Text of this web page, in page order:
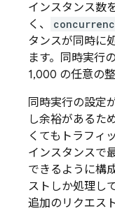
インスタンス数
く、
タンスが同時に
ます。同時実行
1,000 の任意の
同時実行の設定
し余裕があるた
くてもトラフィ
インスタンスで
できるように構
ストしか処理し
追加のリクエス